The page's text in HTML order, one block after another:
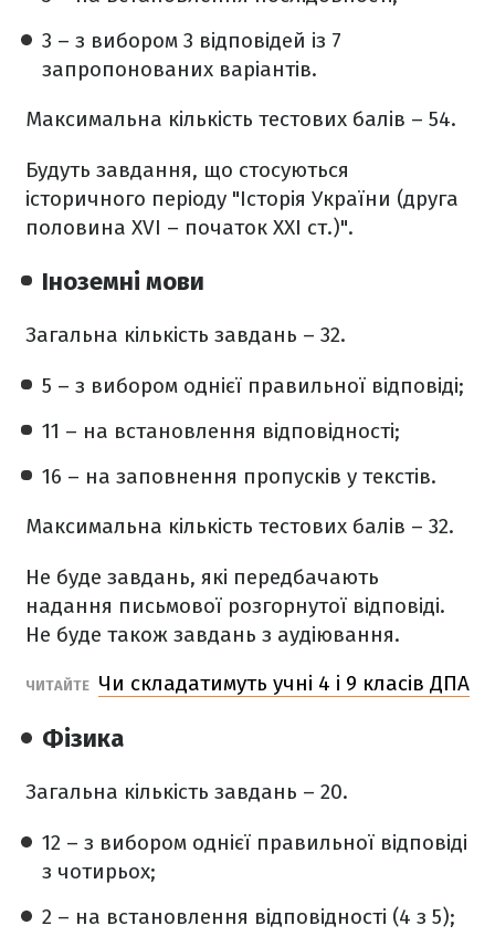
3 – з вибором 3 відповідей із 7
запропонованих варіантів.
Максимальна кількість тестових балів – 54.
Будуть завдання, що стосуються
історичного періоду "Історія України (друга
половина XVI – початок ХХІ ст.)".
Іноземні мови
Загальна кількість завдань – 32.
5 – з вибором однієї правильної відповіді;
11 – на встановлення відповідності;
16 – на заповнення пропусків у текстів.
Максимальна кількість тестових балів – 32.
Не буде завдань, які передбачають
надання письмової розгорнутої відповіді.
Не буде також завдань з аудіювання.
ЧИТАЙТЕ Чи складатимуть учні 4 і 9 класів ДПА
Фізика
Загальна кількість завдань – 20.
12 – з вибором однієї правильної відповіді
з чотирьох;
2 – на встановлення відповідності (4 з 5);